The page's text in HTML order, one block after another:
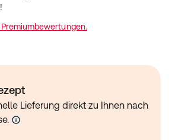
Lieferung direkt zu Ihnen nach